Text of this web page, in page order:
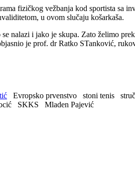
fizičkog vežbanja kod sportista sa
u ovom slučaju košarkaša.
nalazi i jako je skupa. Zato želimo
je prof. dr Ratko STanković,
Evropsko prvenstvo stoni tenis
SKKS
Mladen Pajević